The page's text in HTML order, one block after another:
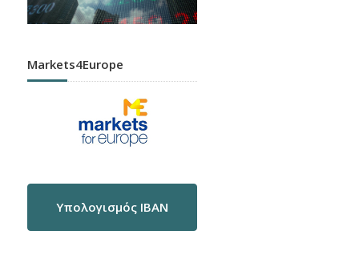
Markets4Europe
Υπολογισμός IBAN